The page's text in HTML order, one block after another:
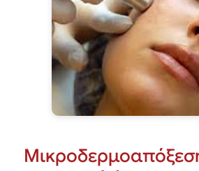
Μικροδερμοαπόξεση